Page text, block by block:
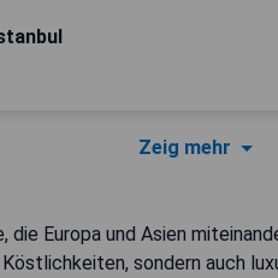
Zeig mehr
Europa und Asien
sondern auch